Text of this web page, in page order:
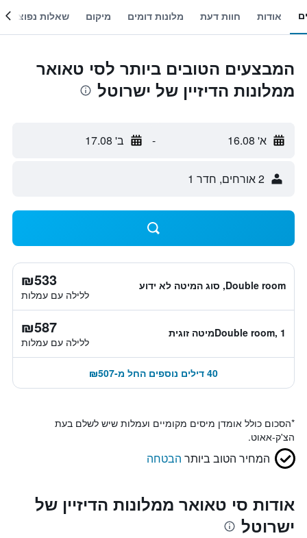
אודות חוות דעת מלונות דומים מיקום שאלות נפוצות
המבצעים הטובים ביותר לסי טאואר
ממלונות הדיזיין של ישרוטל
א' 16.08 - ב' 17.08
2 אורחים, חדר 1
Double room, סוג המיטה לא ידוע ₪533
ללילה עם עמלות
Double room, 1מיטה זוגית ₪587
ללילה עם עמלות
40 דילים נוספים החל מ-₪507
*הסכום כולל אומדן מיסים מקומיים ועמלות שיש לשלם בעת
הצ'ק-אאוט.
המחיר הטוב ביותר הבטחה
אודות סי טאואר ממלונות הדיזיין של
ישרוטל